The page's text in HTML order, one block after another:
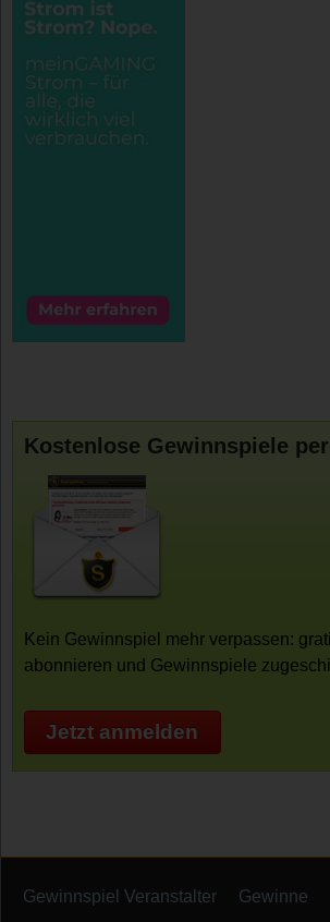
Kostenlose Gewinnspiele
Kein Gewinnspiel mehr verpassen:
abonnieren und Gewinnspiele
Jetzt anmelden
Gewinnspiel Veranstalter Gewinne